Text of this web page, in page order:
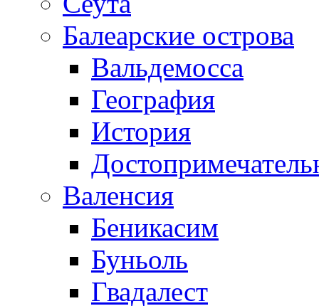
Балеарские острова
Вальдемосса
География
История
Валенсия
Беникасим
Буньоль
Гвадалест